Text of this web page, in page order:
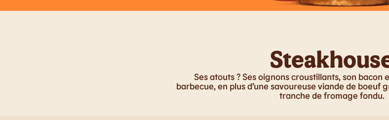
Ses atouts ? Ses oignons croustillants, son bacon
barbecue, en plus d’une savoureuse viande de boeuf
tranche de fromage fondu.